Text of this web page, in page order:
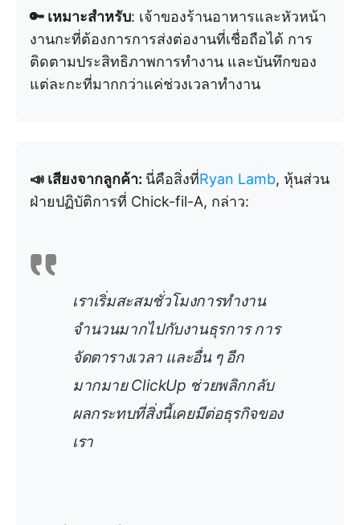
🔑 เหมาะสำหรับ: เจ้าของร้านอาหารและหัวหน้า
งานกะที่ต้องการการส่งต่องานที่เชื่อถือได้ การ
ติดตามประสิทธิภาพการทำงาน และบันทึกของ
แต่ละกะที่มากกว่าแค่ช่วงเวลาทำงาน
📣 เสียงจากลูกค้า: นี่คือสิ่งที่Ryan Lamb, หุ้นส่วน
ฝ่ายปฏิบัติการที่ Chick-fil-A, กล่าว:
เราเริ่มสะสมชั่วโมงการทำงาน
จำนวนมากไปกับงานธุรการ การ
จัดตารางเวลา และอื่น ๆ อีก
มากมาย ClickUp ช่วยพลิกกลับ
ผลกระทบที่สิ่งนี้เคยมีต่อธุรกิจของ
เรา